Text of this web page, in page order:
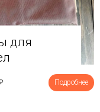
для
Подробнее